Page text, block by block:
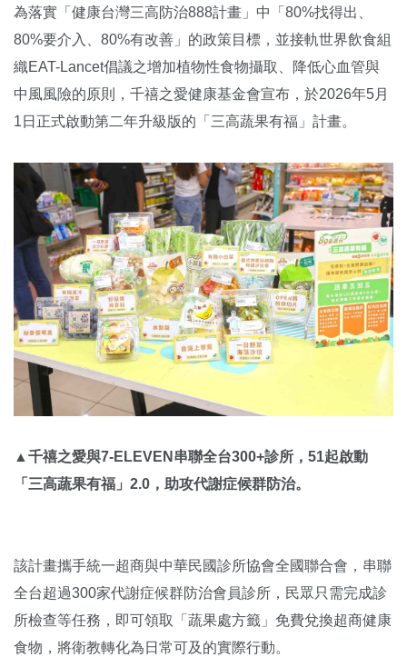
為落實「健康台灣三高防治888計畫」中「80%找得出、
80%要介入、80%有改善」的政策目標，並接軌世界飲食組
織EAT-Lancet倡議之增加植物性食物攝取、降低心血管與
中風風險的原則，千禧之愛健康基金會宣布，於2026年5月
1日正式啟動第二年升級版的「三高蔬果有福」計畫。
▲千禧之愛與7-ELEVEN串聯全台300+診所，51起啟動
「三高蔬果有福」2.0，助攻代謝症候群防治。
該計畫攜手統一超商與中華民國診所協會全國聯合會，串聯
全台超過300家代謝症候群防治會員診所，民眾只需完成診
所檢查等任務，即可領取「蔬果處方籤」免費兌換超商健康
食物，將衛教轉化為日常可及的實際行動。